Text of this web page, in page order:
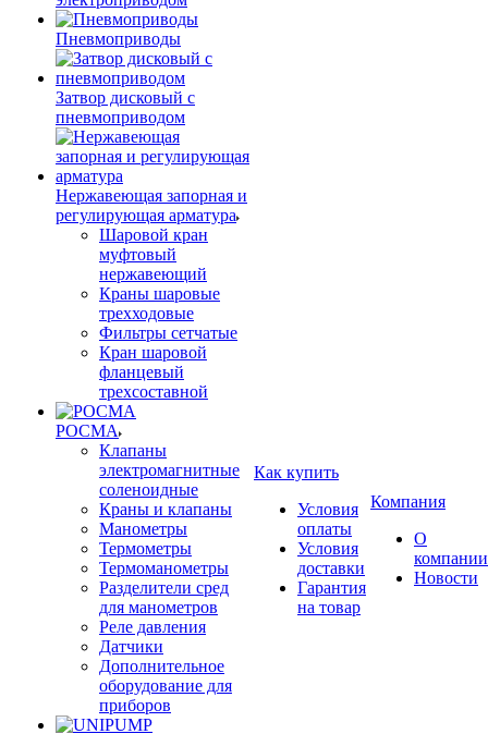
Пневмоприводы
Затвор дисковый с
пневмоприводом
Нержавеющая запорная и
регулирующая арматура
Шаровой кран
муфтовый
нержавеющий
Краны шаровые
трехходовые
Фильтры сетчатые
Кран шаровой
фланцевый
трехсоставной
РОСМА
Клапаны
электромагнитные
соленоидные
Краны и клапаны
Манометры
Термометры
Термоманометры
Разделители сред
для манометров
Реле давления
Датчики
Дополнительное
оборудование для
приборов
Как купить
Условия
оплаты
Условия
доставки
Гарантия
на товар
Компания
О
компании
Новости